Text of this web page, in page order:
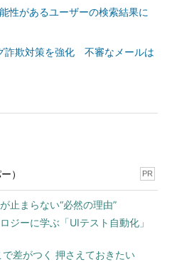
性があるユーザーの検索結果に
詐欺対策を強化 不審なメールは
） PR
止まらない“必然の理由”
ジーに学ぶ「UIテスト自動化」
で差がつく 押さえておきたい